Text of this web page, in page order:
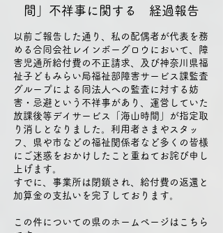
間」不祥事に関する 経過報告
以前ご報告した通り、私の配偶者が代表を務
める合同会社レインボーグロウにおいて、障
害児通所給付費の不正請求、及び神奈川県福
祉子どもみらい局福祉部障害サービス課監査
グループによる同法人への監査に対する妨
害・忌避という不祥事があり、運営していた
放課後等デイサービス「海山時間」が指定取
り消しとなりました。利用者さまやスタッ
フ、県や市などの福祉関係者など多くの皆様
にご迷惑をおかけしたこと重ねてお詫び申し
上げます。
すでに、事業所は閉鎖され、給付費の返還と
加算金の支払いを完了しております。
この件についての県のホームページはこちら